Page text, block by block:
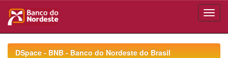
navigationDSpace - BNB - Banco do Nordeste do Brasil